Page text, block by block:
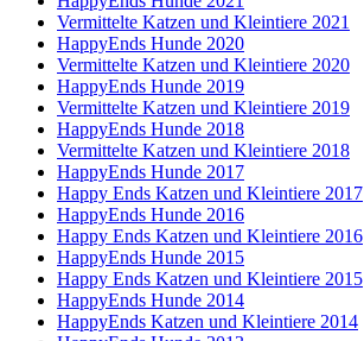
Vermittelte Katzen und Kleintiere 2021
HappyEnds Hunde 2020
Vermittelte Katzen und Kleintiere 2020
HappyEnds Hunde 2019
Vermittelte Katzen und Kleintiere 2019
HappyEnds Hunde 2018
Vermittelte Katzen und Kleintiere 2018
HappyEnds Hunde 2017
Happy Ends Katzen und Kleintiere 2017
HappyEnds Hunde 2016
Happy Ends Katzen und Kleintiere 2016
HappyEnds Hunde 2015
Happy Ends Katzen und Kleintiere 2015
HappyEnds Hunde 2014
HappyEnds Katzen und Kleintiere 2014